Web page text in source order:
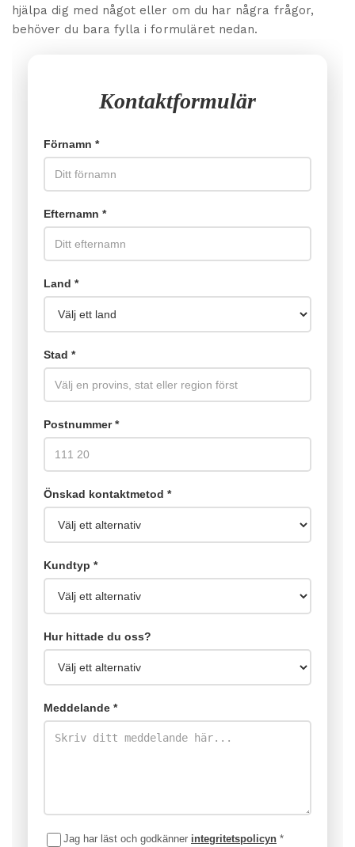
hjälpa dig med något eller om du har några frågor,
behöver du bara fylla i formuläret nedan.